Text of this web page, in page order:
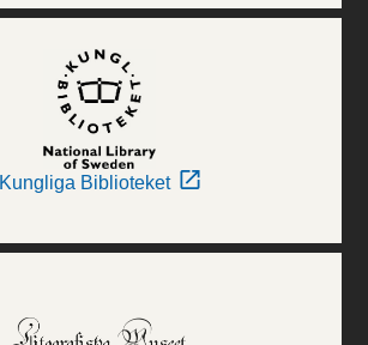
Kungliga Biblioteket